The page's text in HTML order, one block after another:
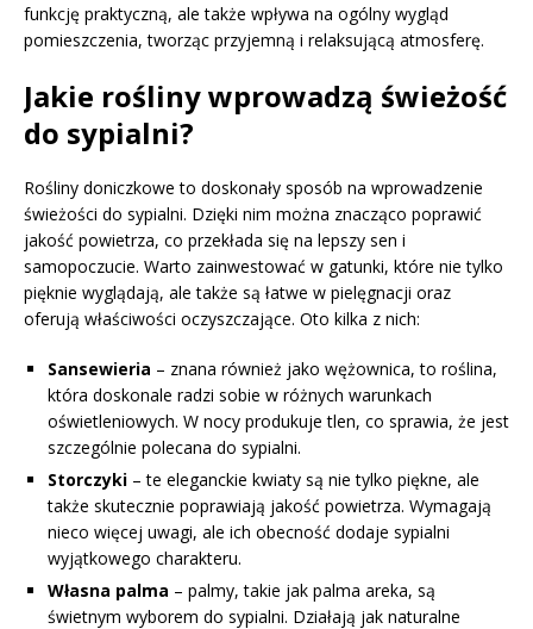
funkcję praktyczną, ale także wpływa na ogólny wygląd
pomieszczenia, tworząc przyjemną i relaksującą atmosferę.
Jakie rośliny wprowadzą świeżość
do sypialni?
Rośliny doniczkowe to doskonały sposób na wprowadzenie
świeżości do sypialni. Dzięki nim można znacząco poprawić
jakość powietrza, co przekłada się na lepszy sen i
samopoczucie. Warto zainwestować w gatunki, które nie tylko
pięknie wyglądają, ale także są łatwe w pielęgnacji oraz
oferują właściwości oczyszczające. Oto kilka z nich:
Sansewieria – znana również jako wężownica, to roślina,
która doskonale radzi sobie w różnych warunkach
oświetleniowych. W nocy produkuje tlen, co sprawia, że jest
szczególnie polecana do sypialni.
Storczyki – te eleganckie kwiaty są nie tylko piękne, ale
także skutecznie poprawiają jakość powietrza. Wymagają
nieco więcej uwagi, ale ich obecność dodaje sypialni
wyjątkowego charakteru.
Własna palma – palmy, takie jak palma areka, są
świetnym wyborem do sypialni. Działają jak naturalne